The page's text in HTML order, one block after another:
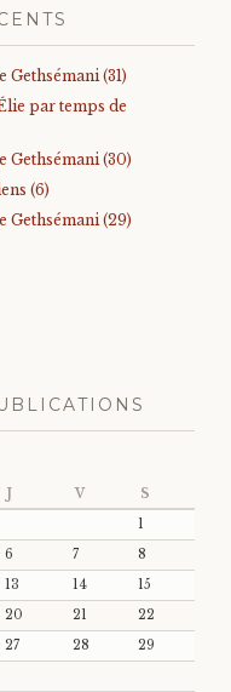
Gethsémani (31)
par temps de
Gethsémani (30)
(6)
Gethsémani (29)
J V S
1
6 7
8
13 14
15
20 21
22
27 28
29